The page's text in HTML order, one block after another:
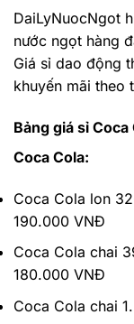
DaiLyNuocNgot
nước ngọt hàng
Giá sỉ dao động
khuyến mãi theo
Bảng giá sỉ
Coca Cola:
Coca Cola lon
190.000 VNĐ
Coca Cola chai
180.000 VNĐ
Coca Cola chai